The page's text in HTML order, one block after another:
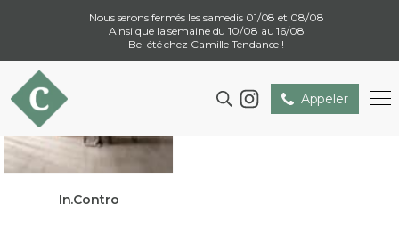
Nous serons fermés les samedis 01/08 et 08/08
Ainsi que la semaine du 10/08 au 16/08
Bel été chez Camille Tendance !
Appeler
In.Contro